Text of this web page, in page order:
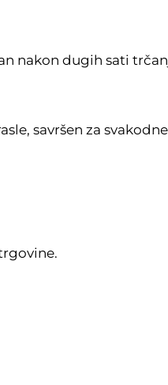
nakon dugih sati
savršen za